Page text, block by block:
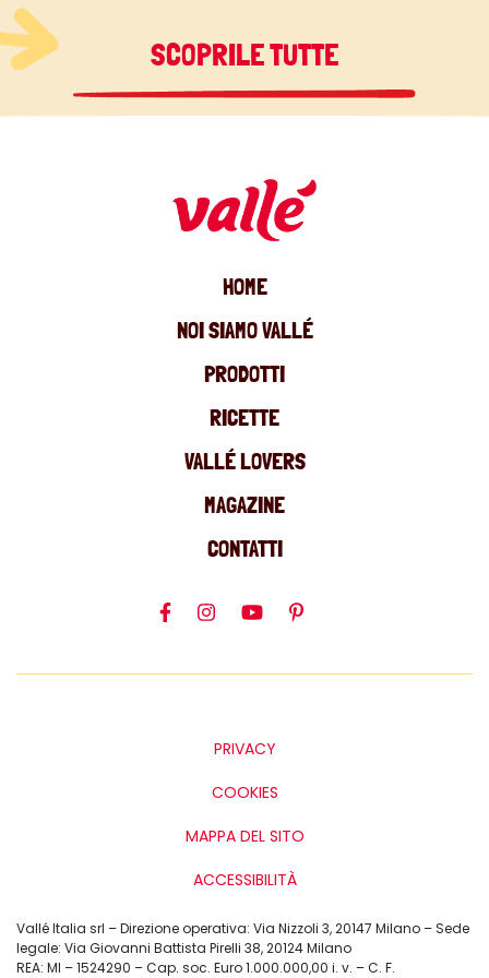
SCOPRILE TUTTE
HOME
NOI SIAMO VALLÉ
PRODOTTI
RICETTE
VALLÉ LOVERS
MAGAZINE
CONTATTI
PRIVACY
COOKIES
MAPPA DEL SITO
ACCESSIBILITÀ
Vallé Italia srl – Direzione operativa: Via Nizzoli 3, 20147 Milano – Sede
legale: Via Giovanni Battista Pirelli 38, 20124 Milano
REA: MI – 1524290 – Cap. soc. Euro 1.000.000,00 i. v. – C. F.